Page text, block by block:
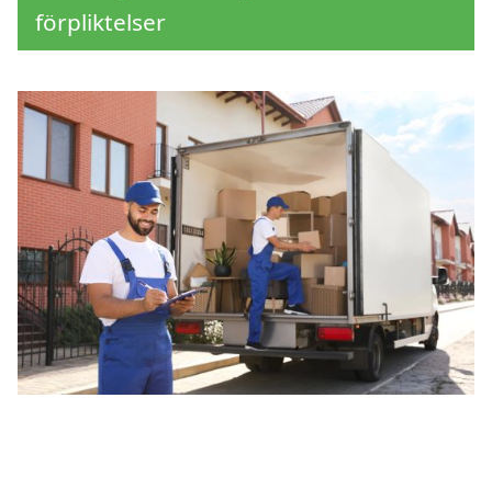
förpliktelser